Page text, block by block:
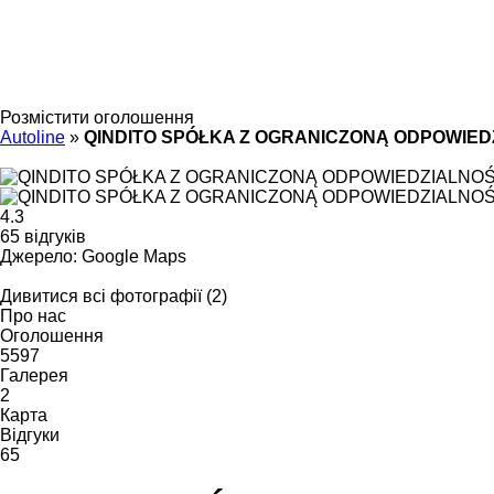
Розмістити оголошення
Autoline » QINDITO SPÓŁKA Z OGRANICZONĄ
4.3
65 відгуків
Джерело: Google Maps
Дивитися всі фотографії (2)
Про нас
Оголошення
5597
Галерея
2
Карта
Відгуки
65